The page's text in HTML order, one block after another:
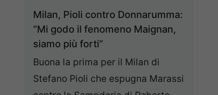
Milan, Pioli contro Donnarumma:
“Mi godo il fenomeno Maignan,
siamo più forti”
Buona la prima per il Milan di
Stefano Pioli che espugna Marassi